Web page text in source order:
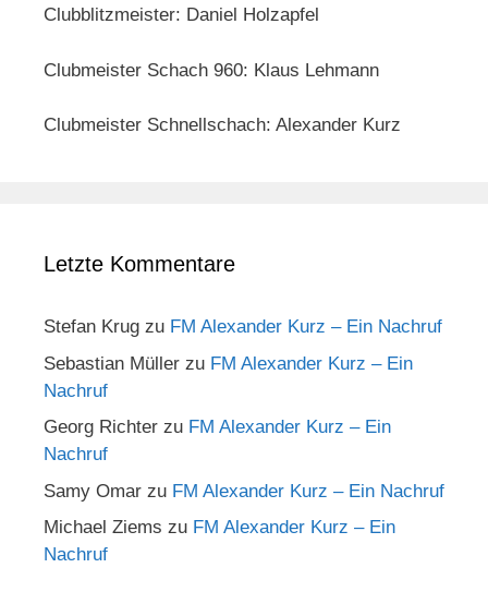
Clubblitzmeister: Daniel Holzapfel
Clubmeister Schach 960: Klaus Lehmann
Clubmeister Schnellschach: Alexander Kurz
Letzte Kommentare
Stefan Krug zu FM Alexander Kurz – Ein Nachruf
Sebastian Müller zu FM Alexander Kurz – Ein
Nachruf
Georg Richter zu FM Alexander Kurz – Ein
Nachruf
Samy Omar zu FM Alexander Kurz – Ein Nachruf
Michael Ziems zu FM Alexander Kurz – Ein
Nachruf